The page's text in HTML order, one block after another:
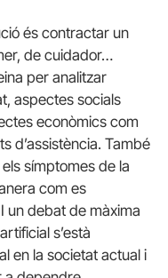
és contractar un
de cuidador…
per analitzar
aspectes socials
econòmics com
d’assistència. També
símptomes de la
com es
un debat de màxima
s’està
en la societat actual i